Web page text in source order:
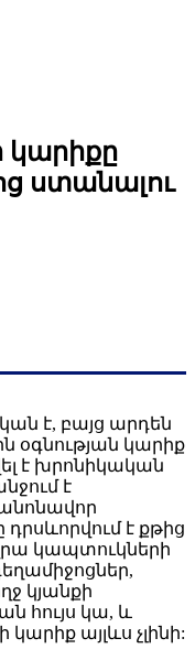
կարիքը
ստանալու
է, բայց արդեն
օգնության կարիք
է խրոնիկական
է
դրսևորվում է քթից
կապտուկների
կյանքի
հույս կա, և
այլևս չլինի: